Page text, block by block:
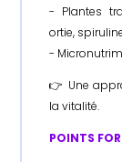
- Plantes
ortie,
-
👉 Une
la vitalité.
POINTS